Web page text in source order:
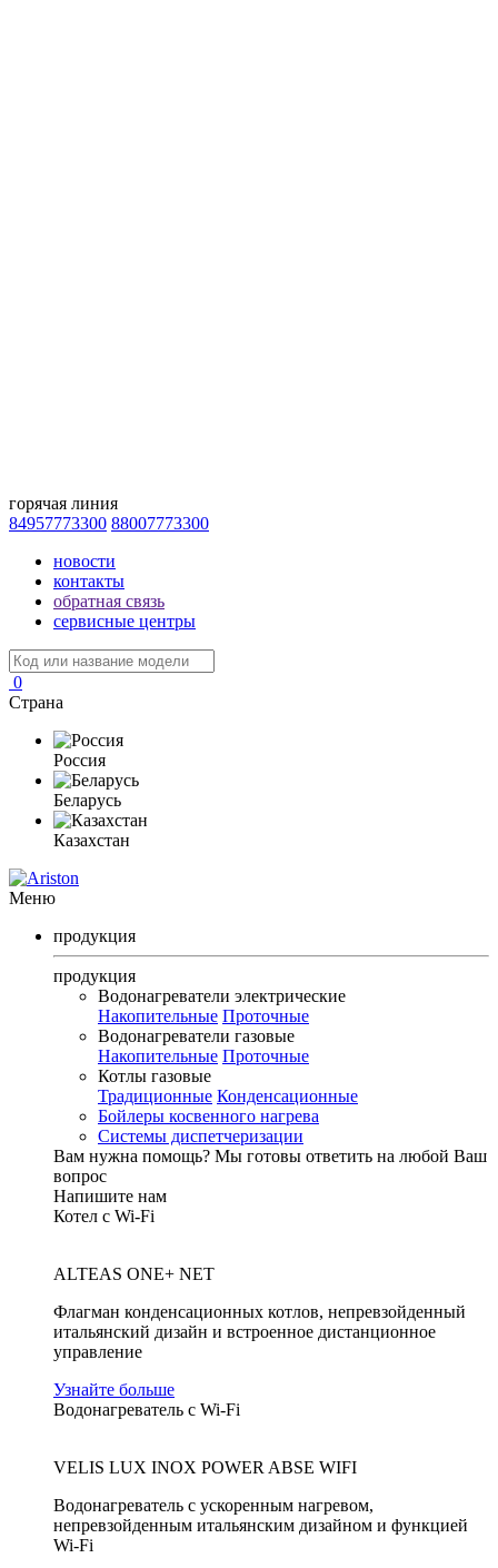
горячая линия
84957773300 88007773300
новости
контакты
обратная связь
сервисные центры
0
Страна
Россия
Беларусь
Казахстан
Меню
продукция
продукция
Водонагреватели электрические
Накопительные Проточные
Водонагреватели газовые
Накопительные Проточные
Котлы газовые
Традиционные Конденсационные
Бойлеры косвенного нагрева
Системы диспетчеризации
Вам нужна помощь? Мы готовы ответить на любой Ваш
вопрос
Напишите нам
Котел с Wi-Fi
ALTEAS ONE+ NET
Флагман конденсационных котлов, непревзойденный
итальянский дизайн и встроенное дистанционное
управление
Узнайте больше
Водонагреватель с Wi-Fi
VELIS LUX INOX POWER ABSE WIFI
Водонагреватель с ускоренным нагревом,
непревзойденным итальянским дизайном и функцией
Wi-Fi